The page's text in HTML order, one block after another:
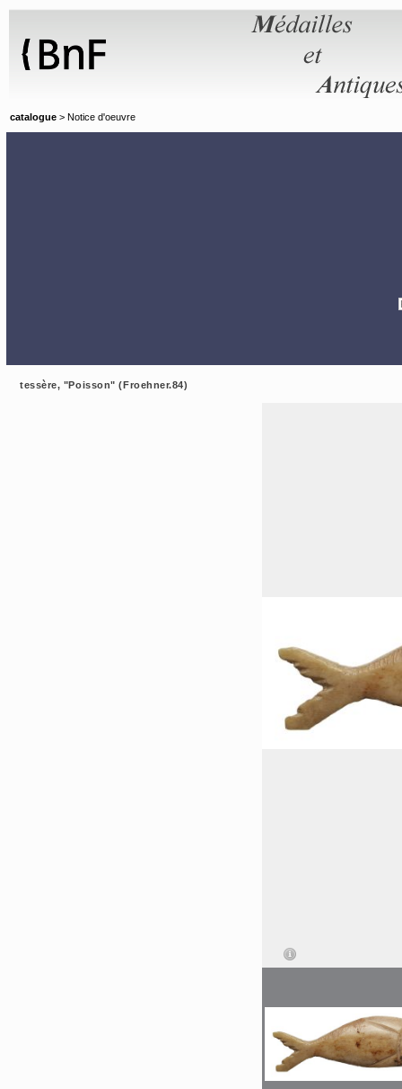
catalogue > Notice d'oeuvre
tessère, "Poisson" (Froehner.84)